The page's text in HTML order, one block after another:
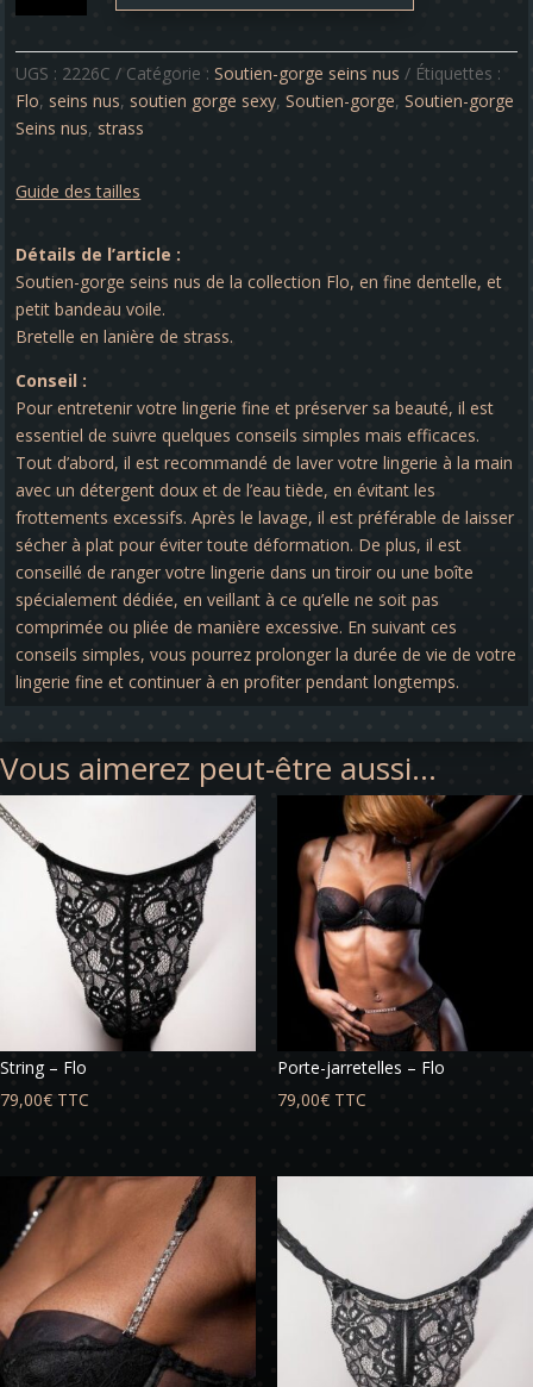
Soutien-
-
Flo
UGS : 2226C Catégorie :Soutien-gorge seins nus
Étiquettes :
Flo, seins nus, soutien gorge sexy,Soutien-gorge,Soutien-gorge
Seins nus, strass
Guide des tailles
Détails de l’article :
Soutien-gorge seins nus de la collection Flo, en fine dentelle, et
petit bandeau voile.
Bretelle en lanière de strass.
Conseil :
Pour entretenir votre lingerie fine et préserver sa beauté, il est
essentiel de suivre quelques conseils simples mais efficaces.
Tout d’abord, il est recommandé de laver votre lingerie à la main
avec un détergent doux et de l’eau tiède, en évitant les
frottements excessifs. Après le lavage, il est préférable de laisser
sécher à plat pour éviter toute déformation. De plus, il est
conseillé de ranger votre lingerie dans un tiroir ou une boîte
spécialement dédiée, en veillant à ce qu’elle ne soit pas
comprimée ou pliée de manière excessive. En suivant ces
conseils simples, vous pourrez prolonger la durée de vie de votre
lingerie fine et continuer à en profiter pendant longtemps.
Vous aimerez peut-être aussi…
String – Flo
79,00€ TTC
Porte-jarretelles – Flo
79,00€ TTC